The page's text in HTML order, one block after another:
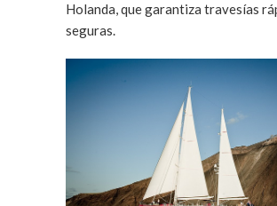
Holanda, que garantiza travesías
seguras.